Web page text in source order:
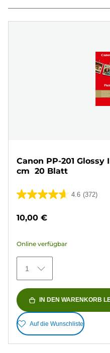
Canon PP-201 Glossy
cm  20 Blatt
4.6 (372)
4.6
372
Bewertungen
10,00 €
Online verfügbar
1
IN DEN WARENKORB
Auf die Wunschliste